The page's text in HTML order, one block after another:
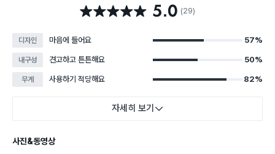
별점 5.0점 5.0 (29)
디자인 마음에 들어요 57%
내구성 견고하고 튼튼해요 50%
무게 사용하기 적당해요 82%
자세히 보기
사진&동영상